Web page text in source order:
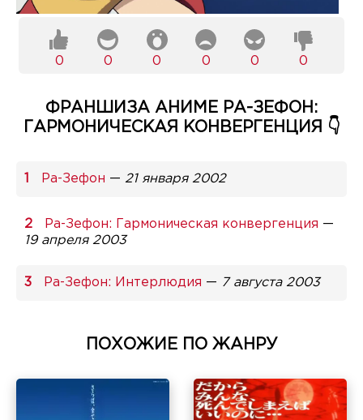
0 0 0 0 0 0
ФРАНШИЗА АНИМЕ РА-ЗЕФОН:
ГАРМОНИЧЕСКАЯ КОНВЕРГЕНЦИЯ 👇
Ра-Зефон — 21 января 2002
Ра-Зефон: Гармоническая конвергенция —
19 апреля 2003
Ра-Зефон: Интерлюдия — 7 августа 2003
ПОХОЖИЕ ПО ЖАНРУ